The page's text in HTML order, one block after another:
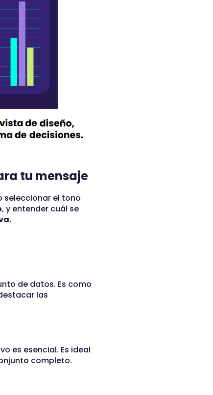
tu mensaje
seleccionar el tono
, y entender cuál se
de datos. Es como
las
es esencial. Es ideal
completo.